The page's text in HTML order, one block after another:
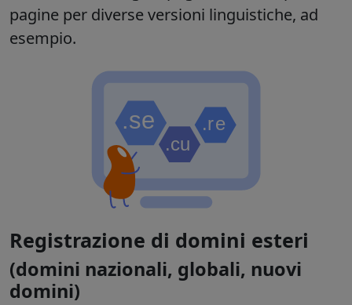
pagine per diverse versioni linguistiche, ad
esempio.
Registrazione di domini esteri
(domini nazionali, globali, nuovi
domini)